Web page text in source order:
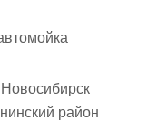
район